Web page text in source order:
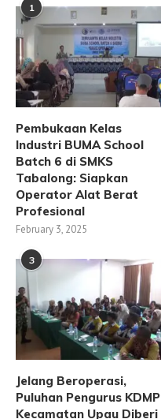
1
Pembukaan Kelas
Industri BUMA School
Batch 6 di SMKS
Tabalong: Siapkan
Operator Alat Berat
Profesional
February 3, 2025
3
Jelang Beroperasi,
Puluhan Pengurus KDMP
Kecamatan Upau Diberi